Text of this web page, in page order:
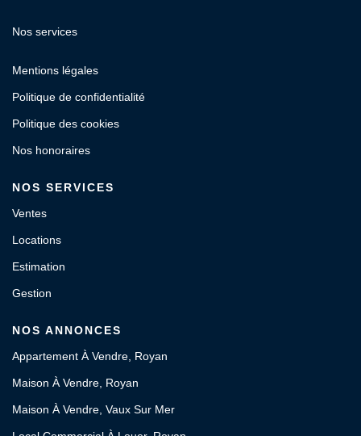
Nos services
Mentions légales
Politique de confidentialité
Politique des cookies
Nos honoraires
NOS SERVICES
Ventes
Locations
Estimation
Gestion
NOS ANNONCES
Appartement À Vendre, Royan
Maison À Vendre, Royan
Maison À Vendre, Vaux Sur Mer